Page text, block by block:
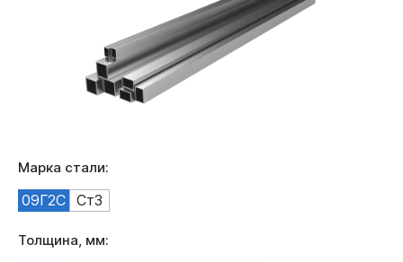
Марка стали:
09Г2С Ст3
Толщина, мм: